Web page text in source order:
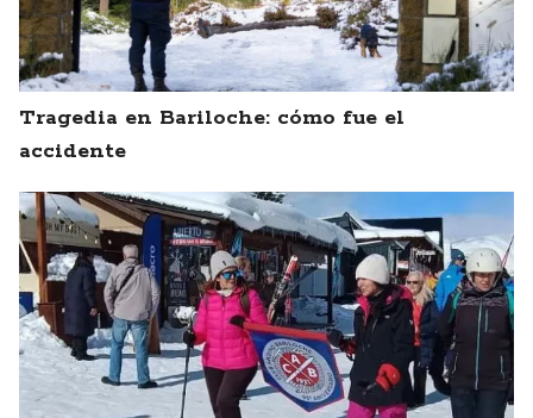
Tragedia en Bariloche: cómo fue el
accidente